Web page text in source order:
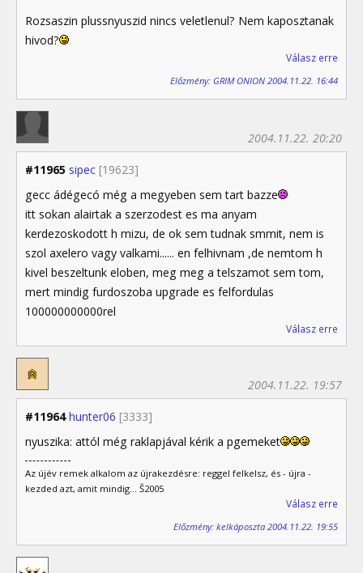
Rozsaszin plussnyuszid nincs veletlenul? Nem kaposztanak
hivod?
Válasz erre
Előzmény: GRIM ONION 2004.11.22. 16:44
#11965 sipec [19623]
2004.11.22. 20:20
gecc ádégecó még a megyeben sem tart bazze
itt sokan alairtak a szerzodest es ma anyam
kerdezoskodott h mizu, de ok sem tudnak smmit, nem is
szol axelero vagy valkami...... en felhivnam ,de nemtom h
kivel beszeltunk eloben, meg meg a telszamot sem tom,
mert mindig furdoszoba upgrade es felfordulas
100000000000rel
Válasz erre
#11964 hunter06 [3333]
2004.11.22. 19:57
nyuszika: attól még raklapjával kérik a pgemeket
Az újév remek alkalom az újrakezdésre: reggel felkelsz, és - újra -
kezded azt, amit mindig... Š2005
Válasz erre
Előzmény: kelkáposzta 2004.11.22. 19:55